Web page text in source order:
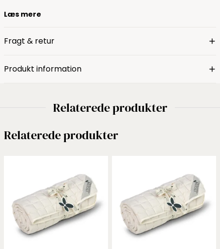
Læs mere
Fragt & retur
Produkt information
Relaterede produkter
Relaterede produkter